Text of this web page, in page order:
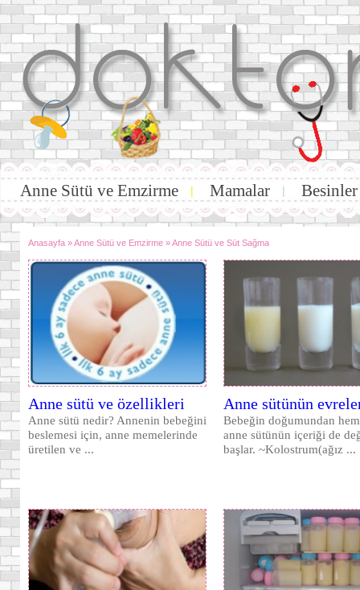
Anne Sütü ve Emzirme | Mamalar | Besinler
Anasayfa »Anne Sütü ve Emzirme »Anne Sütü ve Süt Sağma
Anne sütü ve özellikleri
Anne sütü nedir? Annenin bebeğini
beslemesi için, anne memelerinde
üretilen ve ...
Anne sütünün
Bebeğin doğumundan
anne sütünün içeriği de
başlar. ~Kolostrum(ağız ...